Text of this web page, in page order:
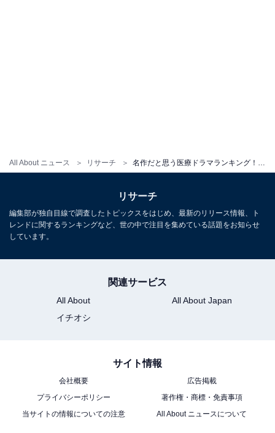
All About ニュース リサーチ 名作だと思う医療ドラマランキング！ 2位は『コード・ブルー -ドクターヘリ緊急救命-』、1位は？
リサーチ
編集部が独自目線で調査したトピックスをはじめ、最新のリリース情報、ト
レンドに関するランキングなど、世の中で注目を集めている話題をお知らせ
しています。
関連サービス
All About
All About Japan
イチオシ
サイト情報
会社概要
広告掲載
プライバシーポリシー
著作権・商標・免責事項
当サイトの情報についての注意
All About ニュースについて